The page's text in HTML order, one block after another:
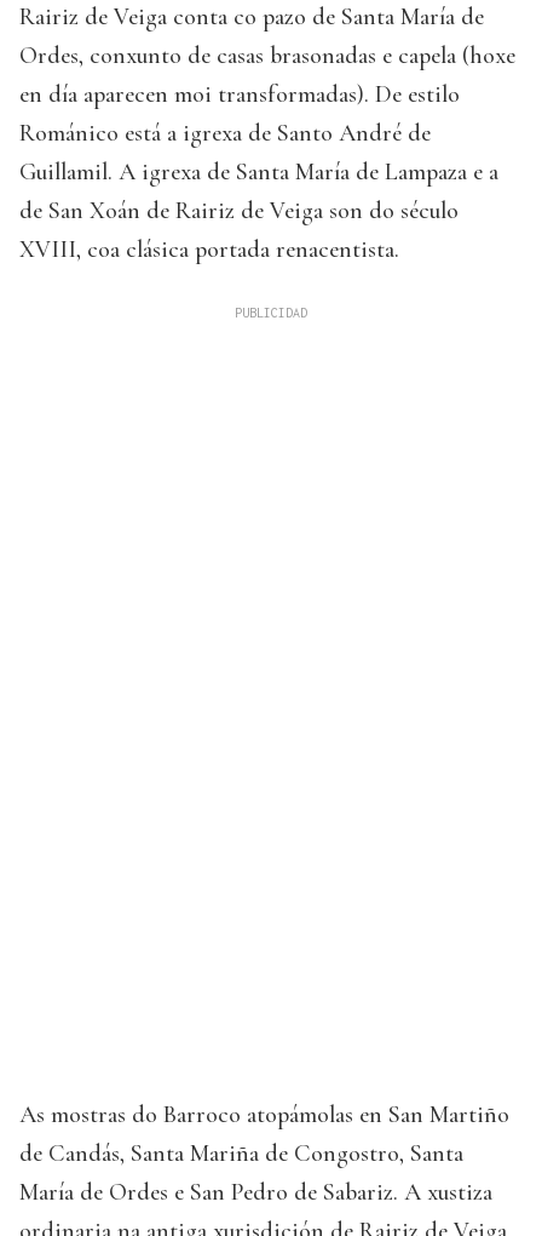
Rairiz de Veiga conta co pazo de Santa María de
Ordes, conxunto de casas brasonadas e capela (hoxe
en día aparecen moi transformadas). De estilo
Románico está a igrexa de Santo André de
Guillamil. A igrexa de Santa María de Lampaza e a
de San Xoán de Rairiz de Veiga son do século
XVIII, coa clásica portada renacentista.
As mostras do Barroco atopámolas en San Martiño
de Candás, Santa Mariña de Congostro, Santa
María de Ordes e San Pedro de Sabariz. A xustiza